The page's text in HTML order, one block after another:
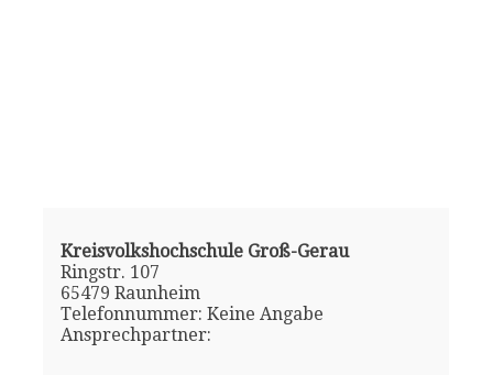
Kreisvolkshochschule Groß-Gerau
Ringstr. 107
65479 Raunheim
Telefonnummer: Keine Angabe
Ansprechpartner: